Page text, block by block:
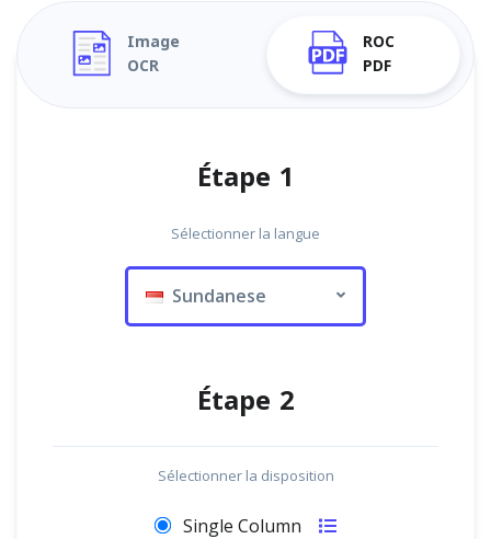
Image
OCR
ROC
PDF
Étape 1
Sélectionner la langue
Sundanese
Étape 2
Sélectionner la disposition
Single Column